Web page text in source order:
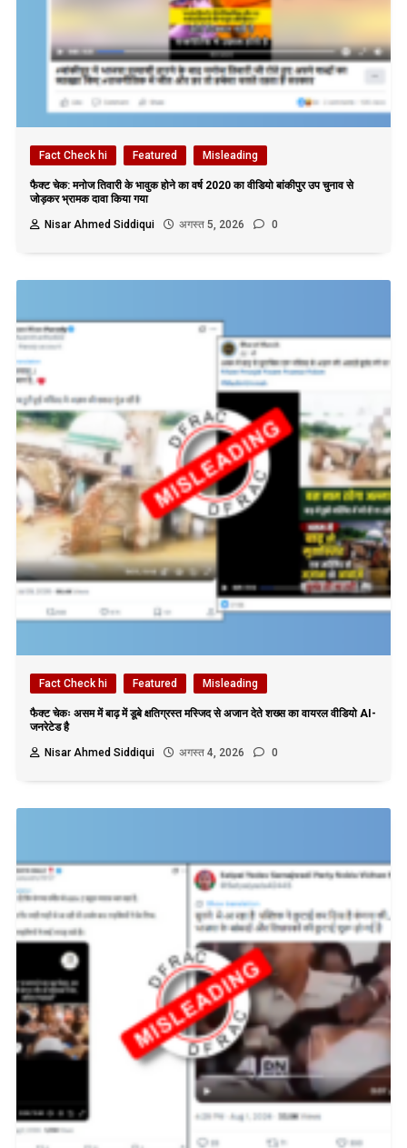
Fact Check hi Featured Misleading
फैक्ट चेक: मनोज तिवारी के भावुक होने का वर्ष 2020 का वीडियो बांकीपुर उप चुनाव से
जोड़कर भ्रामक दावा किया गया
Nisar Ahmed Siddiqui
अगस्त 5, 2026 0
Fact Check hi Featured Misleading
फैक्ट चेकः असम में बाढ़ में डूबे क्षतिग्रस्त मस्जिद से अजान देते शख्स का वायरल वीडियो AI-
जनरेटेड है
Nisar Ahmed Siddiqui
अगस्त 4, 2026 0